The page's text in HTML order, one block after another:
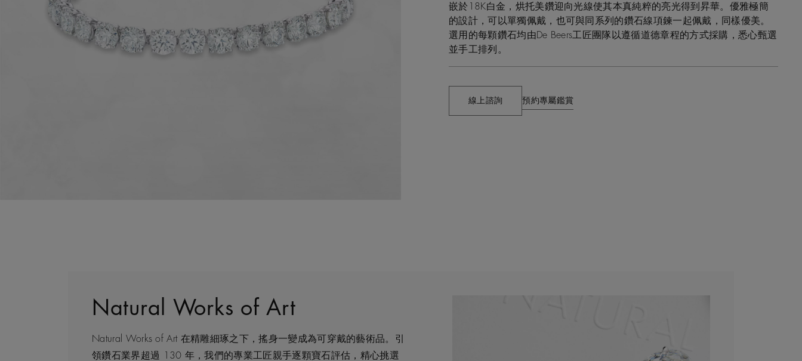
嵌於18K白金，烘托美鑽迎向光線使其本真純粹的亮光得到昇華。優雅極簡
的設計，可以單獨佩戴，也可與同系列的鑽石線項鍊一起佩戴，同樣優美。
選用的每顆鑽石均由De Beers工匠團隊以遵循道德章程的方式採購，悉心甄選
並手工排列。
線上諮詢 預約專屬鑑賞
Natural Works of Art
Natural Works of Art 在精雕細琢之下，搖身一變成為可穿戴的藝術品。引
領鑽石業界超過 130 年，我們的專業工匠親手逐顆寶石評估，精心挑選
鑽石珠寶創作的藝術
De Beers 作為鑽石珠寶藝術的領導者，在鑽石之旅的每個階段 —— 從鑽
石原石的開採到打造成世代相傳的瑰寶 —— 均擁有舉足輕重的獨特地
建設永恒
我們每天都能親眼目感受天然美鑽何等珍貴，對佩戴者和製作過程中的所
有人而言，鑽石都是大自然的瑰寶。因此我們致力確保每顆鑽石都能對開
客戶服務
不論您身處家中或到訪我們其中一間商店，我們都渴望能為您提供度身訂
造的購物體驗。預約親臨精品店或線上購物體驗，即可透過私人諮詢得到